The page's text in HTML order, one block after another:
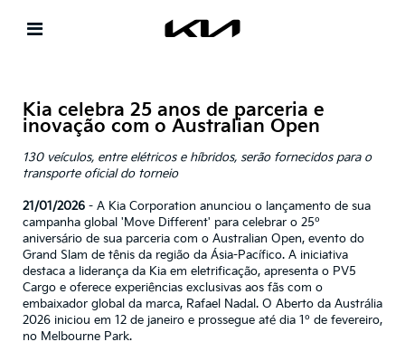
Kia celebra 25 anos de parceria e
inovação com o Australian Open
130 veículos, entre elétricos e híbridos, serão fornecidos para o
transporte oficial do torneio
21/01/2026 - A Kia Corporation anunciou o lançamento de sua
campanha global 'Move Different' para celebrar o 25º
aniversário de sua parceria com o Australian Open, evento do
Grand Slam de tênis da região da Ásia-Pacífico. A iniciativa
destaca a liderança da Kia em eletrificação, apresenta o PV5
Cargo e oferece experiências exclusivas aos fãs com o
embaixador global da marca, Rafael Nadal. O Aberto da Austrália
2026 iniciou em 12 de janeiro e prossegue até dia 1º de fevereiro,
no Melbourne Park.